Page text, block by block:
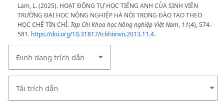
Lam, L. (2025). HOẠT ĐỘNG TỰ HỌC TIẾNG ANH CỦA SINH VIÊN
TRƯỜNG ĐẠI HỌC NÔNG NGHIỆP HÀ NỘI TRONG ĐÀO TẠO THEO
HỌC CHẾ TÍN CHỈ. Tạp Chí Khoa học Nông nghiệp Việt Nam, 11(4), 574–
581. https://doi.org/10.31817/tckhnnvn.2013.11.4.
Định dạng trích dẫn
Tải trích dẫn